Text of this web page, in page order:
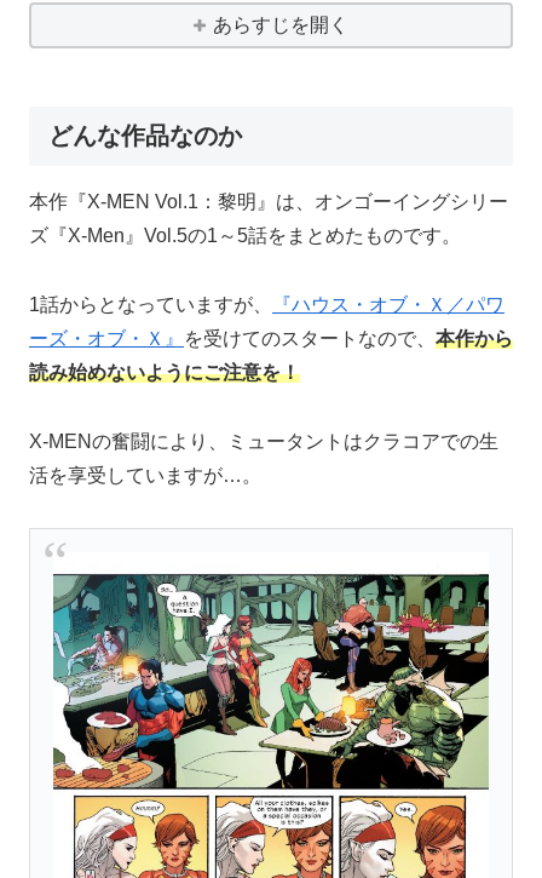
あらすじを開く
どんな作品なのか
本作『X-MEN Vol.1：黎明』は、オンゴーイングシリー
ズ『X-Men』Vol.5の1～5話をまとめたものです。
1話からとなっていますが、
『ハウス・オブ・Ｘ／パワ
ーズ・オブ・Ｘ』
を受けてのスタートなので、 本作から
読み始めないようにご注意を！
X-MENの奮闘により、ミュータントはクラコアでの生
活を享受していますが…。